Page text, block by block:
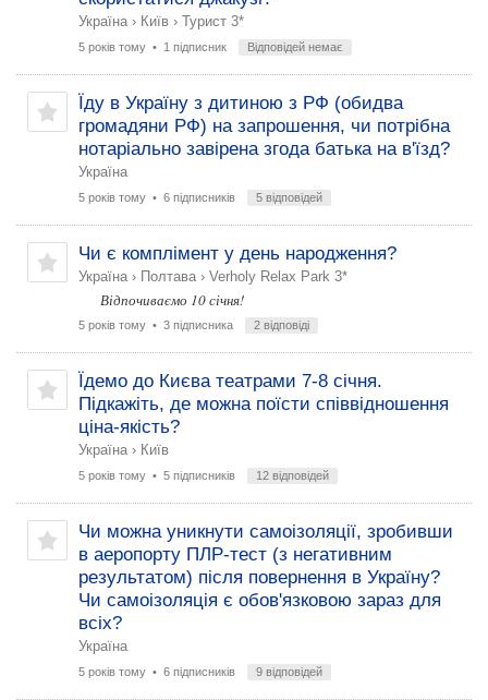
Україна › Київ › Турист 3*
5 років тому • 1 підписник Відповідей немає
Їду в Україну з дитиною з РФ (обидва
громадяни РФ) на запрошення, чи потрібна
нотаріально завірена згода батька на в'їзд?
Україна
5 років тому • 6 підписників 5 відповідей
Чи є комплімент у день народження?
Україна › Полтава › Verholy Relax Park 3*
Відпочиваємо 10 січня!
5 років тому • 3 підписника 2 відповіді
Їдемо до Києва театрами 7-8 січня.
Підкажіть, де можна поїсти співвідношення
ціна-якість?
Україна › Київ
5 років тому • 5 підписників 12 відповідей
Чи можна уникнути самоізоляції, зробивши
в аеропорту ПЛР-тест (з негативним
результатом) після повернення в Україну?
Чи самоізоляція є обов'язковою зараз для
всіх?
Україна
5 років тому • 6 підписників 9 відповідей